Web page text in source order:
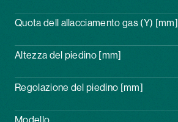
Quota dell allacciamento gas (Y) [mm]
Altezza del piedino [mm]
Regolazione del piedino [mm]